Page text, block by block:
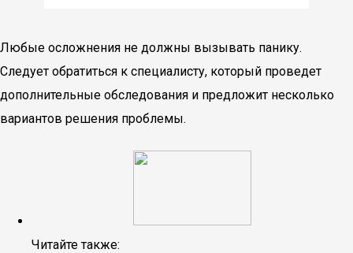
Любые осложнения не должны вызывать панику.
Следует обратиться к специалисту, который проведет
дополнительные обследования и предложит несколько
вариантов решения проблемы.
Читайте также: